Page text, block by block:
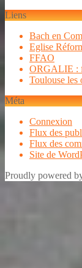
Liens
Bach en
Eglise
FFAO
ORGALIE :
Toulouse les
Méta
Connexion
Flux des
Flux des
Site de
Proudly powered